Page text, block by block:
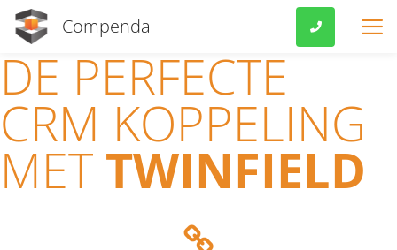
Compenda
VOOR MKB
FEATURES
PRIJZEN
DE PERFECTE
CRM KOPPELING
MET TWINFIELD